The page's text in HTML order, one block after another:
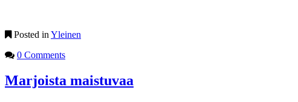
Posted in Yleinen
0 Comments
Marjoista maistuvaa